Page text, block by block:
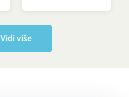
energijom u
Vidi više